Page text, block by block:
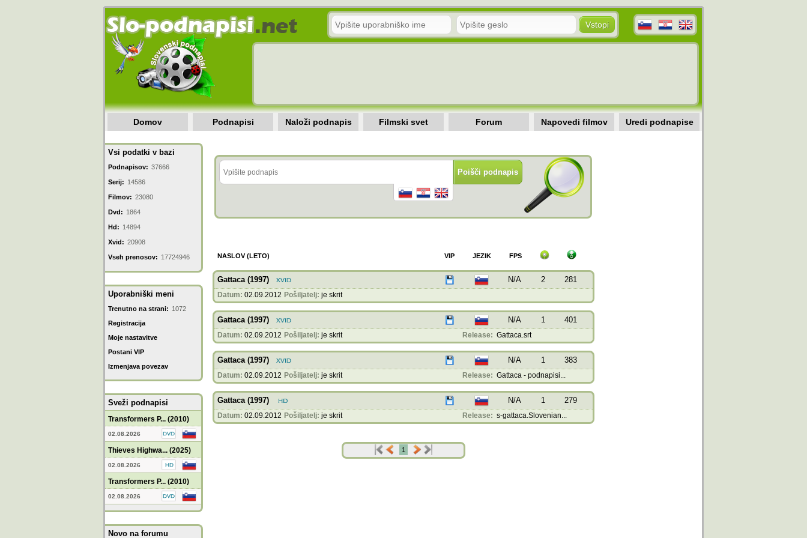
Domov Podnapisi Naloži podnapis Filmski svet Forum Napovedi filmov Uredi podnapise
Vsi podatki v bazi
Podnapisov: 37666
Serij: 14586
Filmov: 23080
Dvd: 1864
Hd: 14894
Xvid: 20908
Vseh prenosov: 17724946
Uporabniški meni
Trenutno na strani: 1072
Registracija
Moje nastavitve
Postani VIP
Izmenjava povezav
Sveži podnapisi
Transformers P... (2010)
02.08.2026
Thieves Highwa... (2025)
02.08.2026
Transformers P... (2010)
02.08.2026
Novo na forumu
NASLOV (LETO) FPS
JEZIK
VIP
Gattaca (1997) N/A 2 281
Datum: 02.09.2012 Pošiljatelj: je skrit
Gattaca (1997) N/A 1 401
Datum: 02.09.2012 Pošiljatelj: je skrit Release: Gattaca.srt
Gattaca (1997) N/A 1 383
Datum: 02.09.2012 Pošiljatelj: je skrit Release: Gattaca - podnapisi...
Gattaca (1997) N/A 1 279
Datum: 02.09.2012 Pošiljatelj: je skrit Release: s-gattaca.Slovenian...
1